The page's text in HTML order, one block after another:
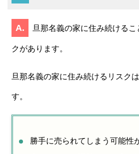
旦那名義の家に住み続ける
クがあります。
旦那名義の家に住み続けるリスク
す。
勝手に売られてしまう可能性